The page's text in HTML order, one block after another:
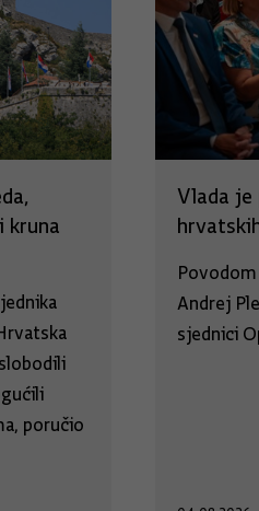
kruna
poručio
Vlada je
Andrej
sjednici